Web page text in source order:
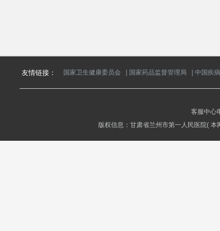
友情链接： 国家卫生健康委员会 国家药品监督管理局 中国疾
客服中心
版权信息：甘肃省兰州市第一人民医院(